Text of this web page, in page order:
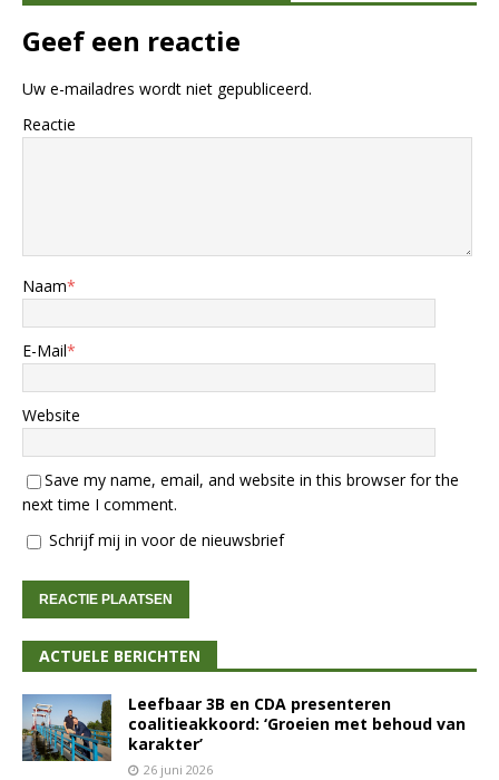
Geef een reactie
Uw e-mailadres wordt niet gepubliceerd.
Reactie
Naam*
E-Mail*
Website
Save my name, email, and website in this browser for the
next time I comment.
Schrijf mij in voor de nieuwsbrief
ACTUELE BERICHTEN
Leefbaar 3B en CDA presenteren
coalitieakkoord: ‘Groeien met behoud van
karakter’
26 juni 2026